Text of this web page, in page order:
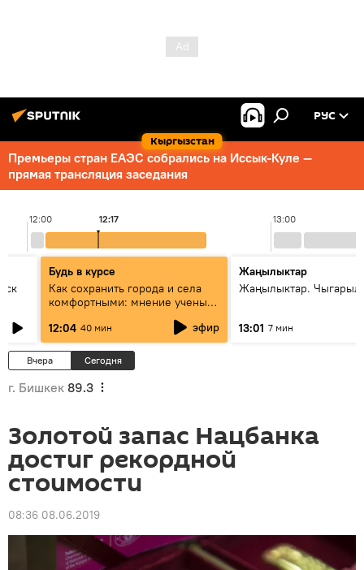
Кыргызстан
РУС
Премьеры стран ЕАЭС собрались на Иссык-Куле —
прямая трансляция заседания
12:00 13:00
12:17
Будь в курсе
Как сохранить города и села
комфортными: мнение ученых
12:04 40 мин эфир
Жаңылыктар
Жаңылыктар.
13:01 7 мин
Вчера Сегодня
г. Бишкек 89.3
Золотой запас Нацбанка
достиг рекордной
стоимости
08:36 08.06.2019